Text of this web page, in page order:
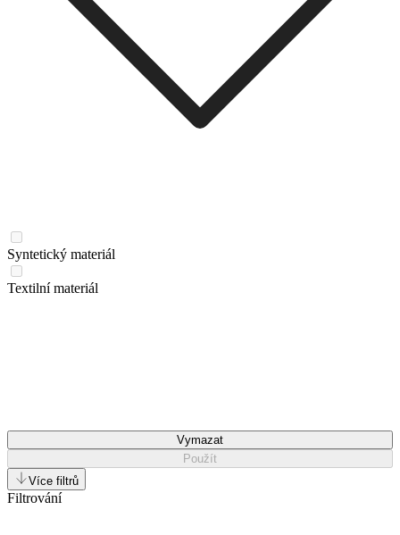
Syntetický materiál
Textilní materiál
Vymazat
Použít
Více filtrů
Filtrování